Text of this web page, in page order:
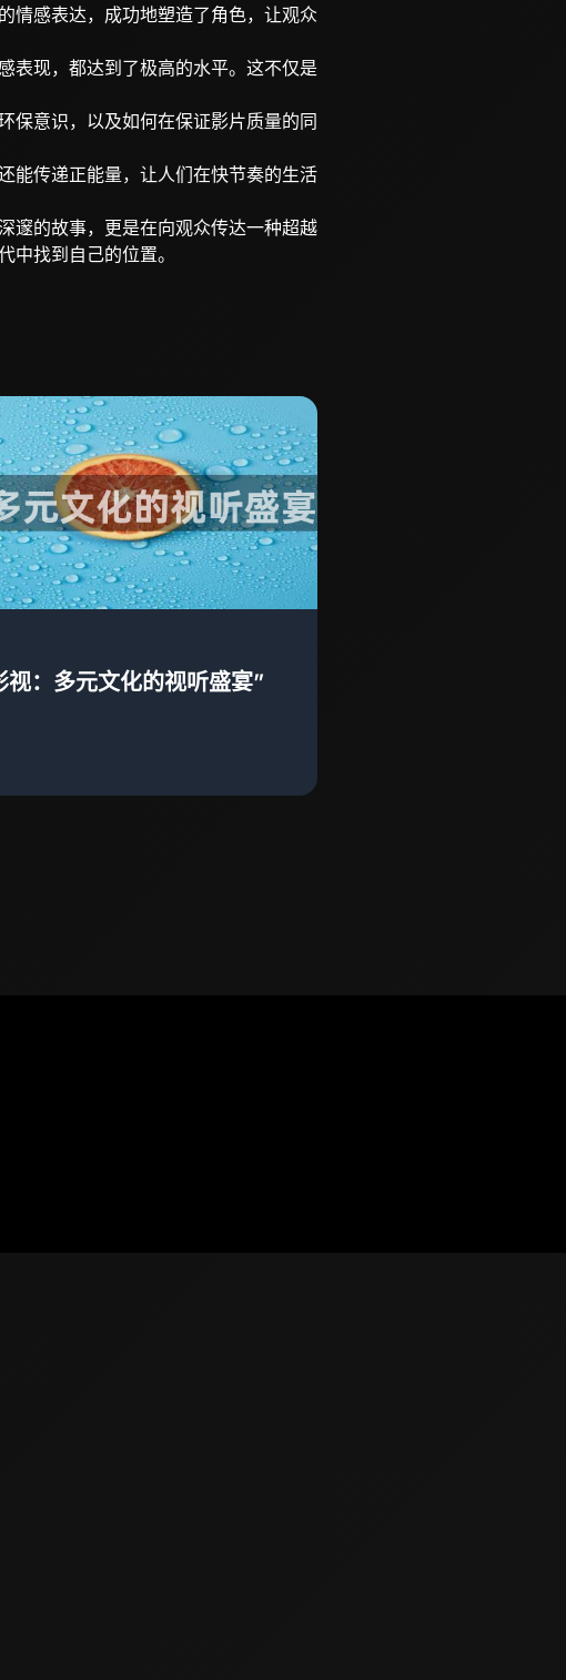
情感表达，成功地塑造了角色，让观众
表现，都达到了极高的水平。这不仅是
保意识，以及如何在保证影片质量的同
能传递正能量，让人们在快节奏的生活
邃的故事，更是在向观众传达一种超越
找到自己的位置。
视：多元文化的视听盛宴”